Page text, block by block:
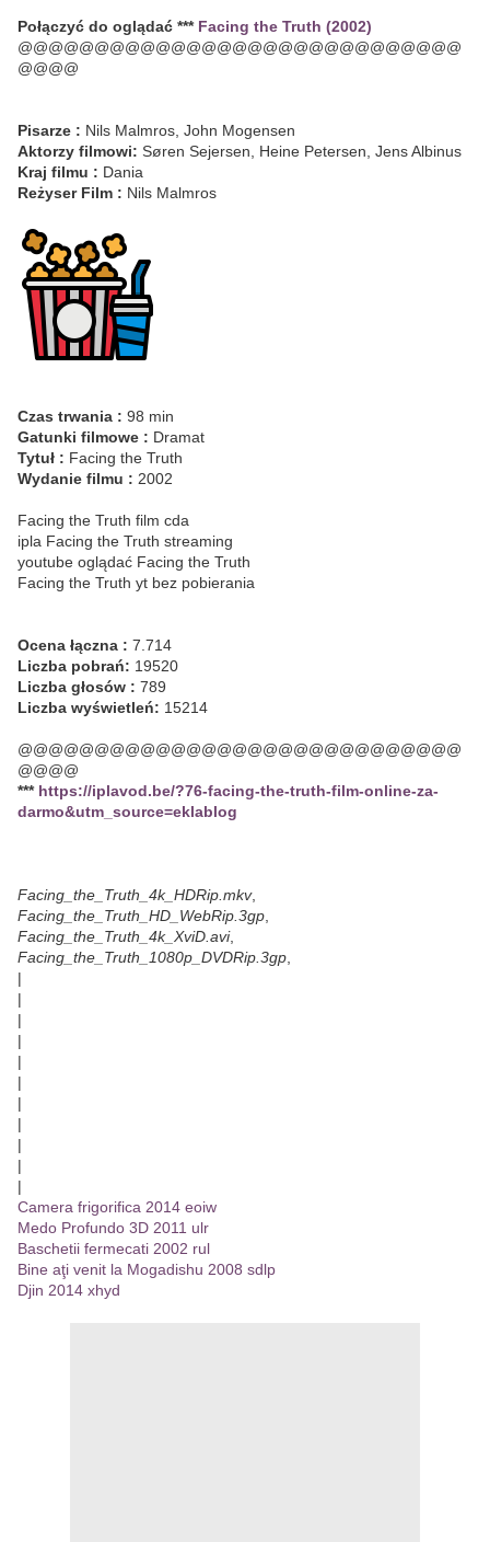
Połączyć do oglądać *** Facing the Truth (2002)
@@@@@@@@@@@@@@@@@@@@@@@@@@@@@
@@@@
Pisarze : Nils Malmros, John Mogensen
Aktorzy filmowi: Søren Sejersen, Heine Petersen, Jens Albinus
Kraj filmu : Dania
Reżyser Film : Nils Malmros
Czas trwania : 98 min
Gatunki filmowe : Dramat
Tytuł : Facing the Truth
Wydanie filmu : 2002
Facing the Truth film cda
ipla Facing the Truth streaming
youtube oglądać Facing the Truth
Facing the Truth yt bez pobierania
Ocena łączna : 7.714
Liczba pobrań: 19520
Liczba głosów : 789
Liczba wyświetleń: 15214
@@@@@@@@@@@@@@@@@@@@@@@@@@@@@
@@@@
*** https://iplavod.be/?76-facing-the-truth-film-online-za-
darmo&utm_source=eklablog
Facing_the_Truth_4k_HDRip.mkv,
Facing_the_Truth_HD_WebRip.3gp
Facing_the_Truth_4k_XviD.avi,
Facing_the_Truth_1080p_DVDRip.3gp
|
|
|
|
|
|
|
|
|
|
|
Camera frigorifica 2014 eoiw
Medo Profundo 3D 2011 ulr
Baschetii fermecati 2002 rul
Bine aţi venit la Mogadishu 2008 sdlp
Djin 2014 xhyd